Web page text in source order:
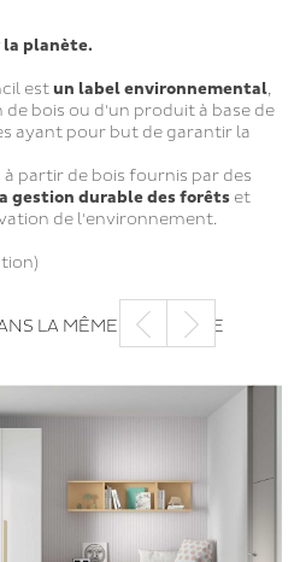
la planète.
estun label environnemental,
bois ou d'un produit à base de
ayant pour but de garantir la
partir de bois fournis par des
gestion durable des forêtset
de l'environnement.
LA MÊME CATÉGORIE